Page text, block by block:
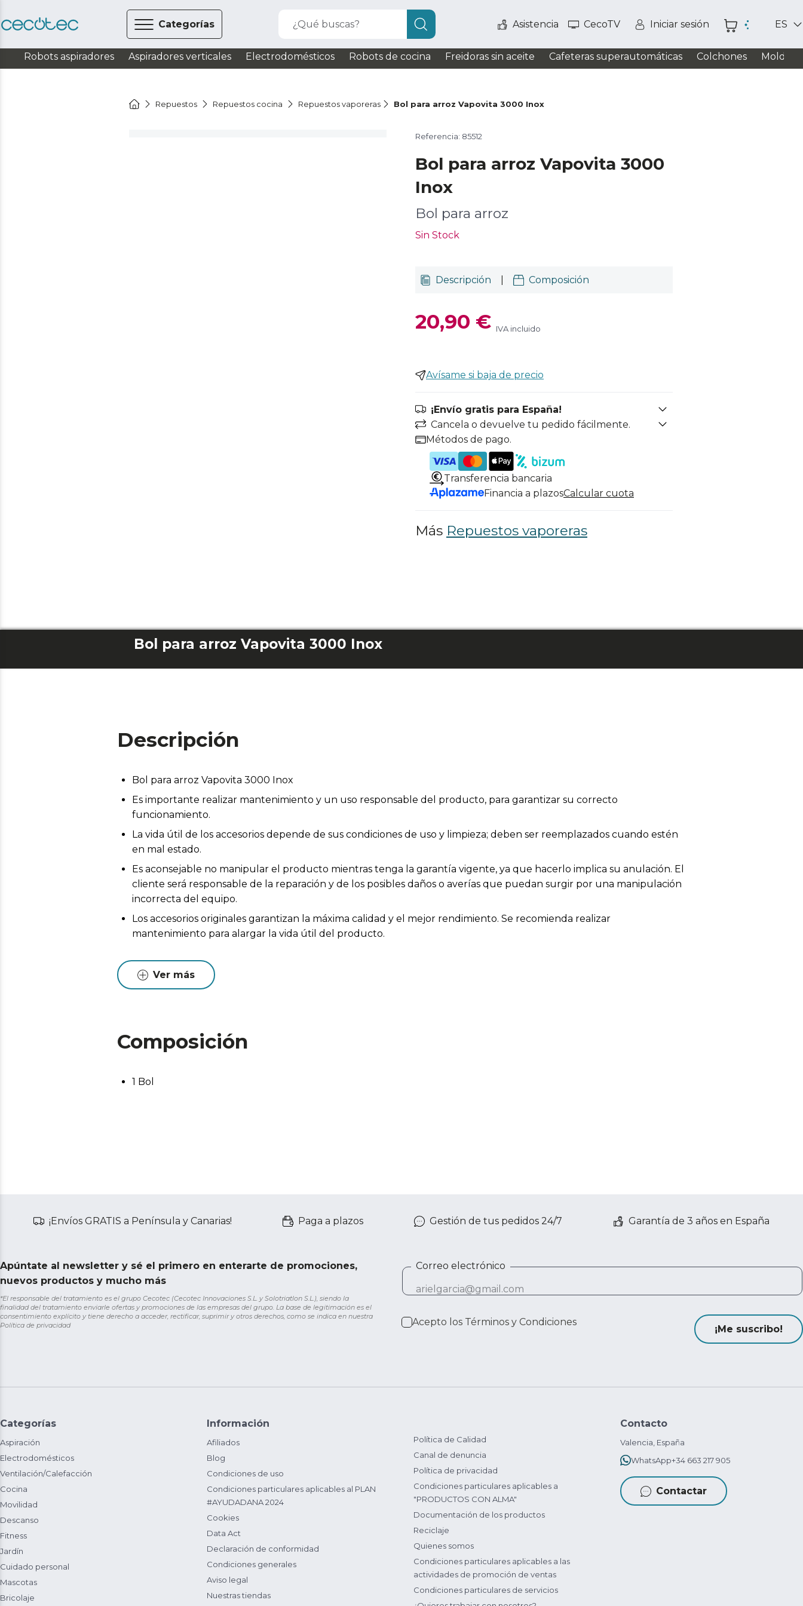
Categorías ¿Qué buscas? Asistencia CecoTV Iniciar sesión ES
Robots aspiradores Aspiradores verticales Electrodomésticos Robots de cocina Freidoras sin aceite Cafeteras superautomáticas Colchones
Repuestos Repuestos cocina Repuestos vaporeras Bol para arroz Vapovita 3000 Inox
Referencia: 85512
Bol para arroz Vapovita 3000
Inox
Bol para arroz
Sin Stock
Descripción Composición
20,90 € IVA incluido
Avísame si baja de precio
¡Envío gratis para España!
Cancela o devuelve tu pedido fácilmente.
Métodos de pago.
Transferencia bancaria
Financia a plazosCalcular cuota
Más Repuestos vaporeras
Bol para arroz Vapovita 3000 Inox
Descripción
Bol para arroz Vapovita 3000 Inox
Es importante realizar mantenimiento y un uso responsable del producto, para garantizar su correcto
funcionamiento.
La vida útil de los accesorios depende de sus condiciones de uso y limpieza; deben ser reemplazados cuando estén
en mal estado.
Es aconsejable no manipular el producto mientras tenga la garantía vigente, ya que hacerlo implica su anulación. El
cliente será responsable de la reparación y de los posibles daños o averías que puedan surgir por una manipulación
incorrecta del equipo.
Los accesorios originales garantizan la máxima calidad y el mejor rendimiento. Se recomienda realizar
mantenimiento para alargar la vida útil del producto.
Ver más
Composición
1 Bol
¡Envíos GRATIS a Península y Canarias! Paga a plazos Gestión de tus pedidos 24/7 Garantía de 3 años en España
Apúntate al newsletter y sé el primero en enterarte de promociones,
nuevos productos y mucho más
*El responsable del tratamiento es el grupo Cecotec (Cecotec Innovaciones S.L. y Solotriatlon S.L.), siendo la
finalidad del tratamiento enviarle ofertas y promociones de las empresas del grupo. La base de legitimación es el
consentimiento explícito y tiene derecho a acceder, rectificar, suprimir y otros derechos, como se indica en nuestra
Política de privacidad
Correo electrónico
Acepto los Términos y Condiciones
¡Me suscribo!
Categorías
Aspiración
Electrodomésticos
Ventilación/Calefacción
Cocina
Movilidad
Descanso
Fitness
Jardín
Cuidado personal
Mascotas
Bricolaje
Información
Afiliados
Blog
Condiciones de uso
Condiciones particulares aplicables al PLAN
#AYUDADANA 2024
Cookies
Data Act
Declaración de conformidad
Condiciones generales
Aviso legal
Nuestras tiendas
Política de Calidad
Canal de denuncia
Política de privacidad
Condiciones particulares aplicables a
"PRODUCTOS CON ALMA"
Documentación de los productos
Reciclaje
Quienes somos
Condiciones particulares aplicables a las
actividades de promoción de ventas
Condiciones particulares de servicios
Contacto
Valencia, España
WhatsApp+34 663 217 905
Contactar